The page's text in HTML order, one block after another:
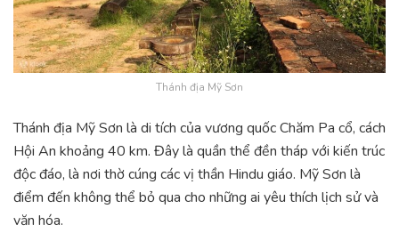
Thánh địa Mỹ Sơn
Thánh địa Mỹ Sơn là di tích của vương quốc Chăm Pa cổ, cách
Hội An khoảng 40 km. Đây là quần thể đền tháp với kiến trúc
độc đáo, là nơi thờ cúng các vị thần Hindu giáo. Mỹ Sơn là
điểm đến không thể bỏ qua cho những ai yêu thích lịch sử và
văn hóa.